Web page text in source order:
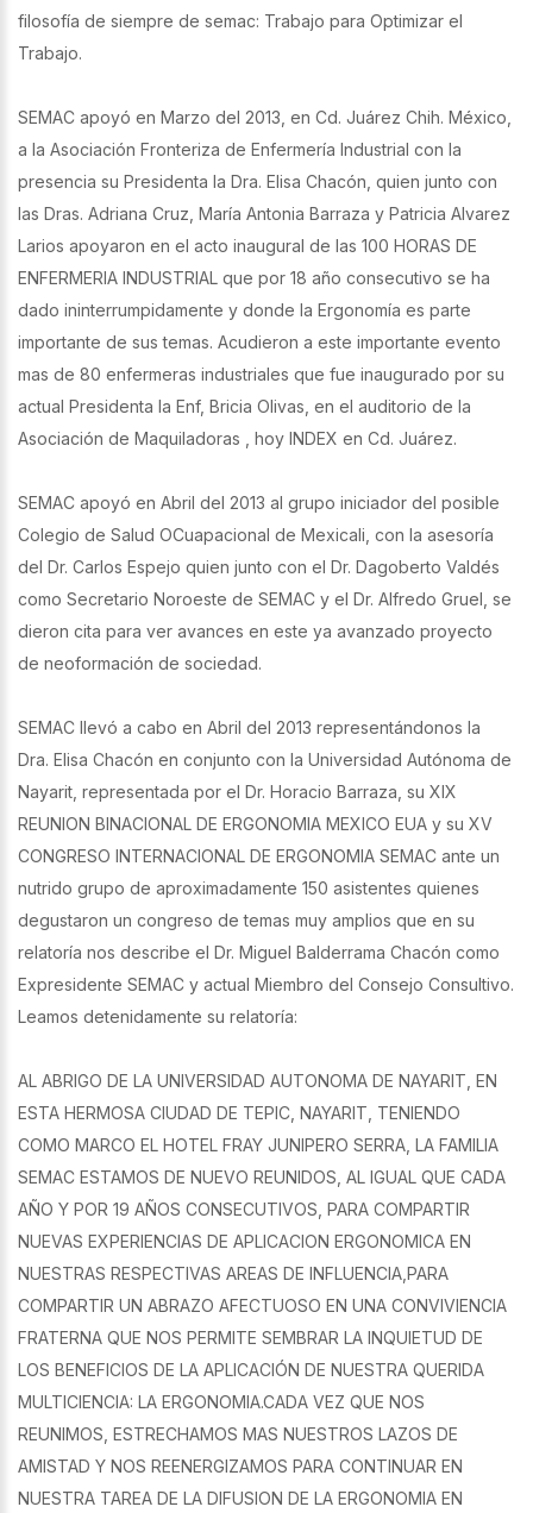
filosofía de siempre de semac: Trabajo para Optimizar el
Trabajo.
SEMAC apoyó en Marzo del 2013, en Cd. Juárez Chih. México,
a la Asociación Fronteriza de Enfermería Industrial con la
presencia su Presidenta la Dra. Elisa Chacón, quien junto con
las Dras. Adriana Cruz, María Antonia Barraza y Patricia Alvarez
Larios apoyaron en el acto inaugural de las 100 HORAS DE
ENFERMERIA INDUSTRIAL que por 18 año consecutivo se ha
dado ininterrumpidamente y donde la Ergonomía es parte
importante de sus temas. Acudieron a este importante evento
mas de 80 enfermeras industriales que fue inaugurado por su
actual Presidenta la Enf, Bricia Olivas, en el auditorio de la
Asociación de Maquiladoras , hoy INDEX en Cd. Juárez.
SEMAC apoyó en Abril del 2013 al grupo iniciador del posible
Colegio de Salud OCuapacional de Mexicali, con la asesoría
del Dr. Carlos Espejo quien junto con el Dr. Dagoberto Valdés
como Secretario Noroeste de SEMAC y el Dr. Alfredo Gruel, se
dieron cita para ver avances en este ya avanzado proyecto
de neoformación de sociedad.
SEMAC llevó a cabo en Abril del 2013 representándonos la
Dra. Elisa Chacón en conjunto con la Universidad Autónoma de
Nayarit, representada por el Dr. Horacio Barraza, su XIX
REUNION BINACIONAL DE ERGONOMIA MEXICO EUA y su XV
CONGRESO INTERNACIONAL DE ERGONOMIA SEMAC ante un
nutrido grupo de aproximadamente 150 asistentes quienes
degustaron un congreso de temas muy amplios que en su
relatoría nos describe el Dr. Miguel Balderrama Chacón como
Expresidente SEMAC y actual Miembro del Consejo Consultivo.
Leamos detenidamente su relatoría:
AL ABRIGO DE LA UNIVERSIDAD AUTONOMA DE NAYARIT, EN
ESTA HERMOSA CIUDAD DE TEPIC, NAYARIT, TENIENDO
COMO MARCO EL HOTEL FRAY JUNIPERO SERRA, LA FAMILIA
SEMAC ESTAMOS DE NUEVO REUNIDOS, AL IGUAL QUE CADA
AÑO Y POR 19 AÑOS CONSECUTIVOS, PARA COMPARTIR
NUEVAS EXPERIENCIAS DE APLICACION ERGONOMICA EN
NUESTRAS RESPECTIVAS AREAS DE INFLUENCIA,PARA
COMPARTIR UN ABRAZO AFECTUOSO EN UNA CONVIVIENCIA
FRATERNA QUE NOS PERMITE SEMBRAR LA INQUIETUD DE
LOS BENEFICIOS DE LA APLICACIÓN DE NUESTRA QUERIDA
MULTICIENCIA: LA ERGONOMIA.CADA VEZ QUE NOS
REUNIMOS, ESTRECHAMOS MAS NUESTROS LAZOS DE
AMISTAD Y NOS REENERGIZAMOS PARA CONTINUAR EN
NUESTRA TAREA DE LA DIFUSION DE LA ERGONOMIA EN